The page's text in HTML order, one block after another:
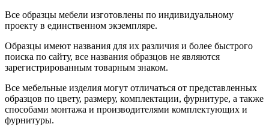
Все образцы мебели изготовлены по индивидуальному
проекту в единственном экземпляре.
Образцы имеют названия для их различия и более быстрого
поиска по сайту, все названия образцов не являются
зарегистрированным товарным знаком.
Все мебельные изделия могут отличаться от представленных
образцов по цвету, размеру, комплектации, фурнитуре, а также
способами монтажа и производителями комплектующих и
фурнитуры.